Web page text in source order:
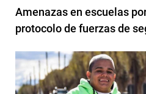
Amenazas en escuelas
protocolo de fuerzas de